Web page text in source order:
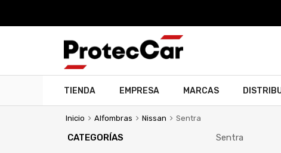
TIENDA EMPRESA MARCAS
Inicio Alfombras Nissan Sentra
Sentra
CATEGORÍAS